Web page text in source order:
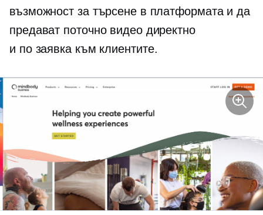
възможност за търсене в платформата и да
предават поточно видео директно
и по заявкакъм клиентите.